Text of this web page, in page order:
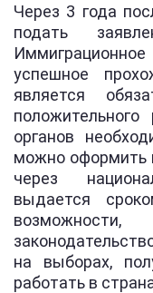
Через 3 года
подать
успешное
является
органов
можно оформить
через
выдается
на выборах,
работать в